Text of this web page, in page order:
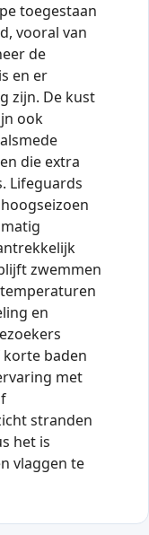
toegestaan
vooral van
de
en er
zijn. De kust
ook
die extra
Lifeguards
zwemmen
en
baden
met
stranden
het is
vlaggen te